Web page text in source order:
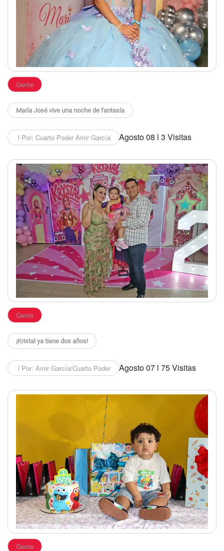
Gente
María José vive una noche de fantasía
l Por: Cuarto Poder Amir García Agosto 08 l 3 Visitas
Gente
¡Kristal ya tiene dos años!
l Por: Amir García/Cuarto Poder Agosto 07 l 75 Visitas
Gente